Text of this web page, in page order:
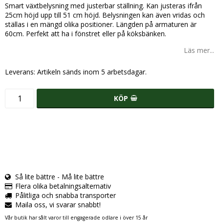
Smart växtbelysning med justerbar ställning. Kan justeras ifrån
25cm höjd upp till 51 cm höjd. Belysningen kan även vridas och
ställas i en mängd olika positioner. Längden på armaturen är
60cm. Perfekt att ha i fönstret eller på köksbänken.
Läs mer...
Leverans: Artikeln sänds inom 5 arbetsdagar.
KÖP
Så lite bättre - Må lite bättre
Flera olika betalningsalternativ
Pålitliga och snabba transporter
Maila oss, vi svarar snabbt!
Vår butik har sålt varor till engagerade odlare i över 15 år